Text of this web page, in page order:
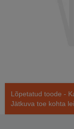
Lõpetatud toode -
Jätkuva toe kohta